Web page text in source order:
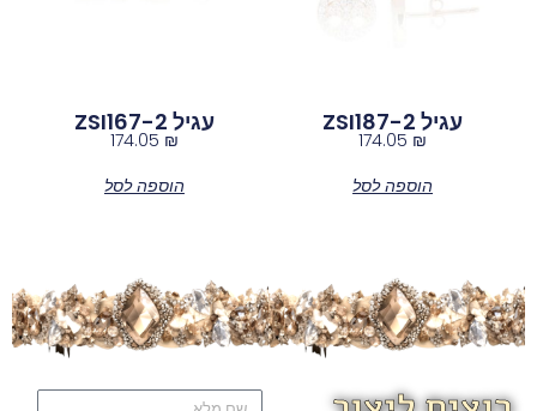
עגיל ZSI187-2
174.05 ₪
הוספה לסל
עגיל ZSI167-2
174.05 ₪
הוספה לסל